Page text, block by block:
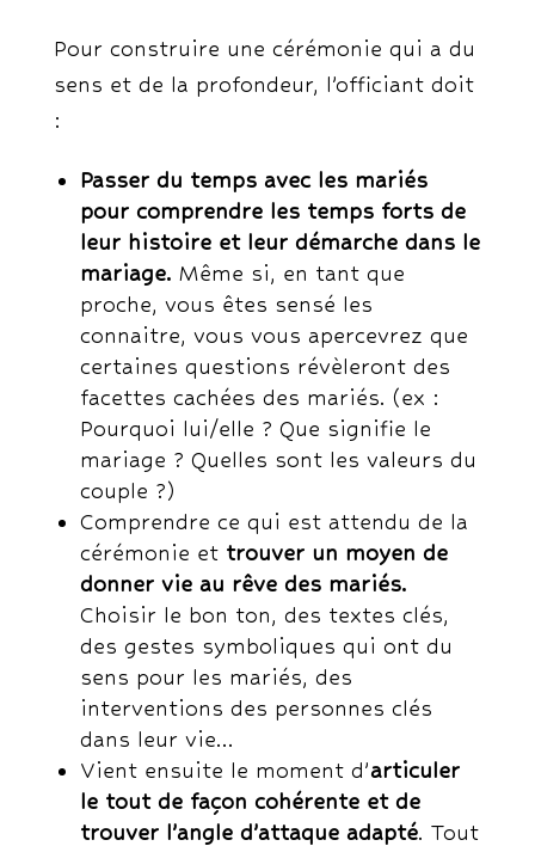
Pour construire une cérémonie qui a du
sens et de la profondeur, l’officiant doit
:
Passer du temps avec les mariés
pour comprendre les temps forts de
leur histoire et leur démarche dans le
mariage.Même si, en tant que
proche, vous êtes sensé les
connaitre, vous vous apercevrez que
certaines questions révèleront des
facettes cachées des mariés. (ex :
Pourquoi lui/elle ? Que signifie le
mariage ? Quelles sont les valeurs du
couple ?)
Comprendre ce qui est attendu de la
cérémonie et trouver un moyen de
donner vie au rêve des mariés.
Choisir le bon ton, des textes clés,
des gestes symboliques qui ont du
sens pour les mariés, des
interventions des personnes clés
dans leur vie…
Vient ensuite le moment d’articuler
le tout de façon cohérente et de
trouver l’angle d’attaque adapté. Tout